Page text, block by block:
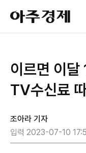
아
주
경
이르면 이달
TV수신료
조아라 기자
입력 2023-07-10